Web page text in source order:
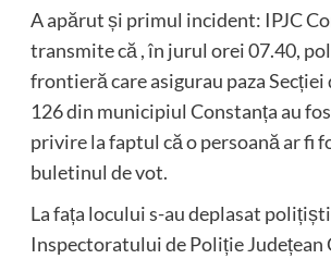
A apărut și primul incident: IPJC
transmite că , în jurul orei 07.40,
frontieră care asigurau paza Secției
126 din municipiul Constanța au
privire la faptul că o persoană ar fi
buletinul de vot.
La fața locului s-au deplasat
Inspectoratului de Poliție Județean